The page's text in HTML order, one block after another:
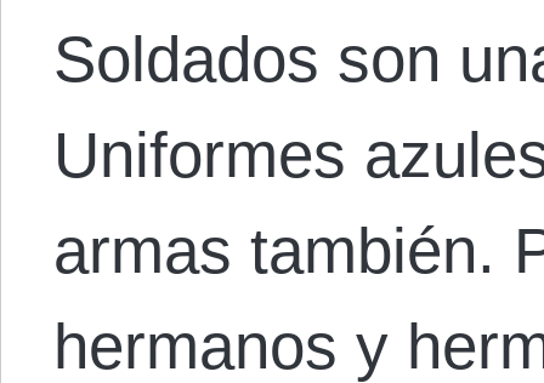
Soldados son
Uniformes
armas también.
hermanos y